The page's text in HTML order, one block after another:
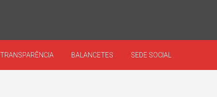
TRANSPARÊNCIA BALANCETES SEDE SOCIAL